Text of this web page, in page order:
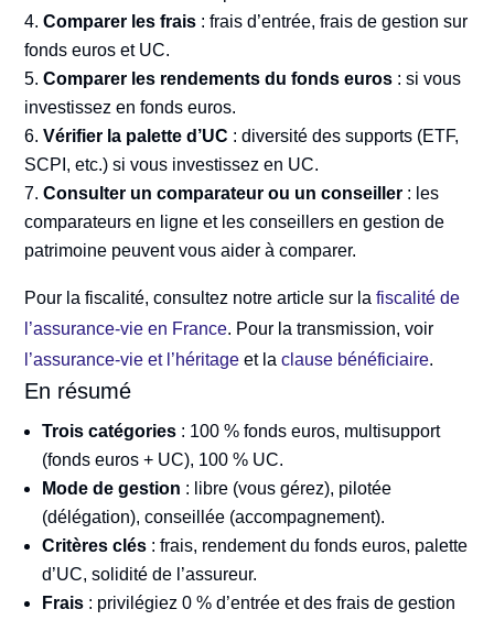
Comparer les frais : frais d’entrée, frais de gestion sur
fonds euros et UC.
Comparer les rendements du fonds euros : si vous
investissez en fonds euros.
Vérifier la palette d’UC : diversité des supports (ETF,
SCPI, etc.) si vous investissez en UC.
Consulter un comparateur ou un conseiller : les
comparateurs en ligne et les conseillers en gestion de
patrimoine peuvent vous aider à comparer.
Pour la fiscalité, consultez notre article sur lafiscalité de
l’assurance-vie en France. Pour la transmission, voir
l’assurance-vie et l’héritage et laclause bénéficiaire.
En résumé
Trois catégories : 100 % fonds euros, multisupport
(fonds euros + UC), 100 % UC.
Mode de gestion : libre (vous gérez), pilotée
(délégation), conseillée (accompagnement).
Critères clés : frais, rendement du fonds euros, palette
d’UC, solidité de l’assureur.
Frais : privilégiez 0 % d’entrée et des frais de gestion